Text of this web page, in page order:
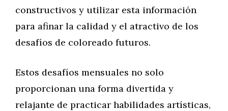
constructivos y utilizar esta información
para afinar la calidad y el atractivo de los
desafíos de coloreado futuros.
Estos desafíos mensuales no solo
proporcionan una forma divertida y
relajante de practicar habilidades artísticas,